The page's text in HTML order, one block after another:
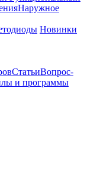
Наружное
Новинки
СтатьиВопрос-
и программы